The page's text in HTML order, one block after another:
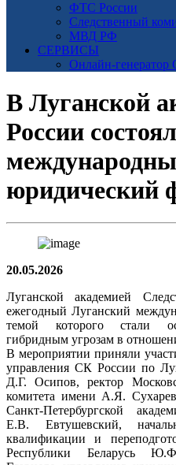
ФТС России
Следственный
МВД РФ
СЕРВИСЫ
Онлайн-генератор
В Луганской
России
юридический
20.05.2026
Луганской академией
ежегодный Луганский
темой которого стали
гибридным угрозам в
В мероприятии приняли
управления СК России по
Д.Г. Осипов, ректор
комитета имени А.Я.
Санкт-Петербургской
Е.В. Евтушевский,
квалификации и
Республики Беларусь